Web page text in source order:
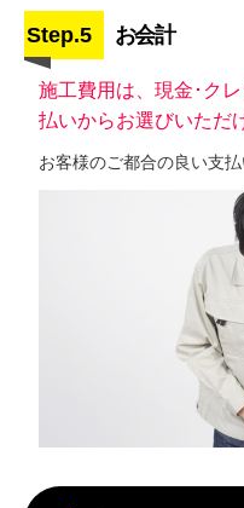
Step.5 お会計
施工費用は、現金･ク
払いからお選びいただ
お客様のご都合の良い支